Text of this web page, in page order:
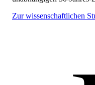
Zur wissenschaftlichen